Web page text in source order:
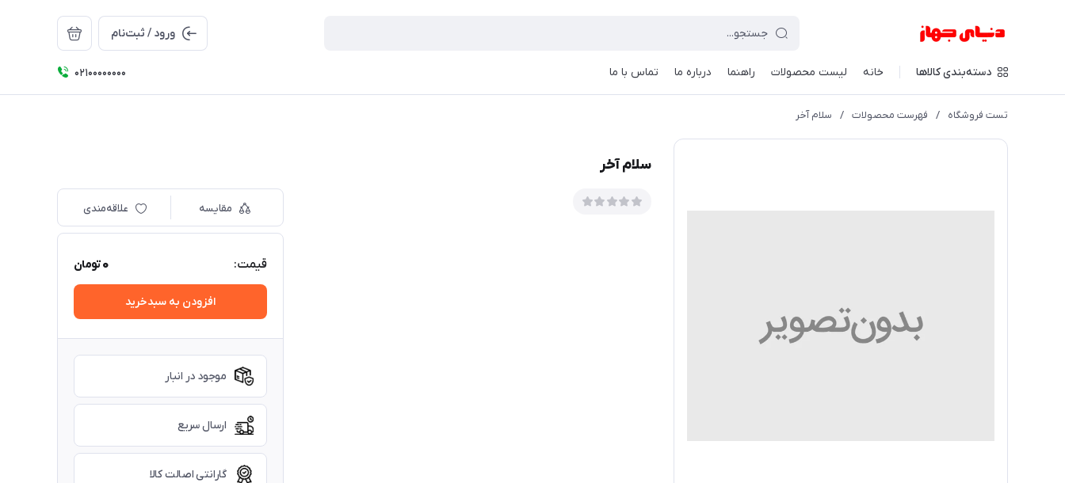
ورود / ثبت‌نام
دسته‌بندی کالاها خانه لیست محصولات راهنما درباره ما تماس با ما ۰۲۱۰۰۰۰۰۰۰۰
تست فروشگاه / فهرست محصولات / سلام آخر
سلام آخر
مقایسه علاقه‌مندی
قیمت: 0تومان
افزودن به سبدخرید
موجود در انبار
ارسال سریع
گارانتی اصالت کالا